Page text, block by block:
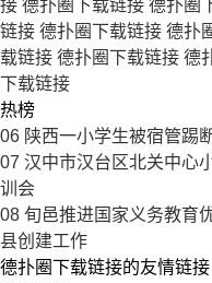
接 德扑圈下载链接 德扑圈
链接 德扑圈下载链接 德扑
载链接 德扑圈下载链接 德
下载链接
热榜
06 陕西一小学生被宿管踢
07 汉中市汉台区北关中心
训会
08 旬邑推进国家义务教育
县创建工作
德扑圈下载链接的友情链接